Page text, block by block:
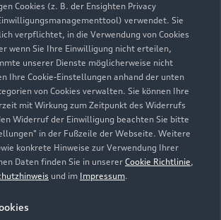
Cookies (z. B. der Ensighten Privacy
verwendet. Sie
verpflichtet, in die Verwendung von Cookies
wenn Sie Ihre Einwilligung nicht erteilen,
unserer Dienste möglicherweise nicht
Ihre Cookie-Einstellungen anhand der unten
von Cookies verwalten. Sie können Ihre
mit Wirkung zum Zeitpunkt des Widerrufs
Widerruf der Einwilligung beachten Sie bitte
in der Fußzeile der Webseite. Weitere
konkrete Hinweise zur Verwendung Ihrer
Daten finden Sie in unserer Cookie Richtlinie,
und im Impressum.